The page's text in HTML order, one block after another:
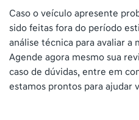
Caso o veículo apresente
sido feitas fora do período
análise técnica para avaliar a
Agende agora mesmo sua
caso de dúvidas, entre em
estamos prontos para ajudar